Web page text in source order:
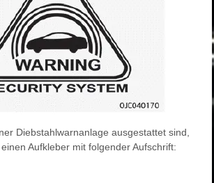
Diebstahlwarnanlage ausgestattet sind,
Aufkleber mit folgender Aufschrift: